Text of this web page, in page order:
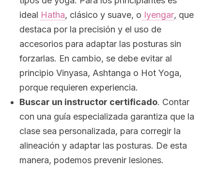
ideal Hatha, clásico y suave, o Iyengar, que
destaca por la precisión y el uso de
accesorios para adaptar las posturas sin
forzarlas. En cambio, se debe evitar al
principio Vinyasa, Ashtanga o Hot Yoga,
porque requieren experiencia.
Buscar un instructor certificado. Contar
con una guía especializada garantiza que la
clase sea personalizada, para corregir la
alineación y adaptar las posturas. De esta
manera, podemos prevenir lesiones.